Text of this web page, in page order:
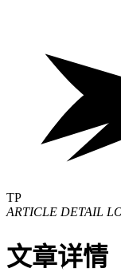
TP
ARTICLE DETAIL
文章详情